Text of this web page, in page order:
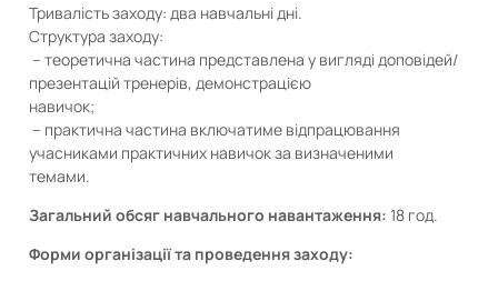
Тривалість заходу: два навчальні дні.
Структура заходу:
– теоретична частина представлена у вигляді доповідей/
презентацій тренерів, демонстрацією
навичок;
– практична частина включатиме відпрацювання
учасниками практичних навичок за визначеними
темами.
Загальний обсяг навчального навантаження: 18 год.
Форми організації та проведення заходу: